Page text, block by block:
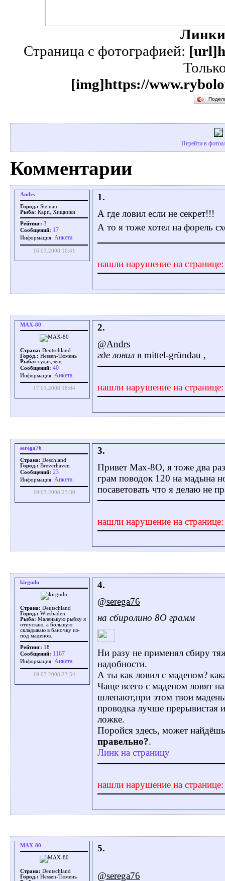
Страница с фотографией:
[img]https://
Перейти в
Комментарии
Andrs
Город.: Steinau
Рыба: Карп, Хищники
Рейтинг: 3
Сообщений: 17
Информация: Aнкета
16.03.2008 10:41
1.
А где ловил если не секрет!!!
А то я тоже хотел на форель
нашли нарушение на
MAX-80
Страна: Deutschland
Город.: Hessen-Тюмень
Рыба: судак,лещ
Сообщений: 40
Информация: Aнкета
17.03.2008 18:04
2.
@Andrs
где ловил в mittel-gründau ,
нашли нарушение на
serega76
Страна: Deschland
Город.: Breverhaven
Сообщений: 23
Информация: Aнкета
19.03.2008 23:39
3.
Привет Max-8O, я тоже два
грам поводок 120 на мадына
посаветовать что я делаю не
нашли нарушение на
kirgudu
Страна: Deutschland
Город.: Wiesbaden
Рыба: Маленькую рыбку я
отпускаю, а большую
складываю в баночку из-
под маденов.
Рейтинг: 18
Сообщений: 1167
Информация: Aнкета
19.03.2008 23:54
4.
@serega76
на сбиролино 8О грамм
Ни разу не применял сбиру
надобности.
А ты как ловил с маденом?
Чаще всего с маденом ловят
шлепают,при этом твои
проводка лучше прерывистая
ложке.
Поройся здесь, может
правельно?.
Линк на страницу
нашли нарушение на
MAX-80
Страна: Deutschland
Город.: Hessen-Тюмень
5.
@serega76